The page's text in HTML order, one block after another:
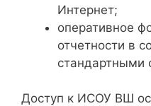
Интернет;
оперативное
отчетности в
стандартными
Доступ к ИСОУ ВШ